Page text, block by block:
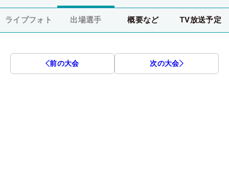
ライブフォト 出場選手 概要など TV放送予定
前の大会 次の大会